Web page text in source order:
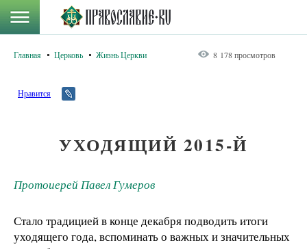
Главная Церковь Жизнь Церкви 8 178 просмотров
Нравится
УХОДЯЩИЙ 2015-Й
Протоиерей Павел Гумеров
Стало традицией в конце декабря подводить итоги
уходящего года, вспоминать о важных и значительных